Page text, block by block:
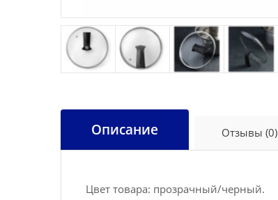
Описание Отзывы (0)
Цвет товара: прозрачный/черный.